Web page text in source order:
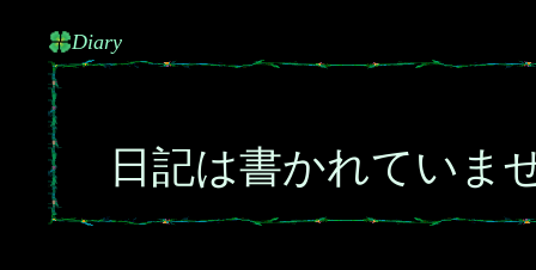
Diary
日記は書かれていま